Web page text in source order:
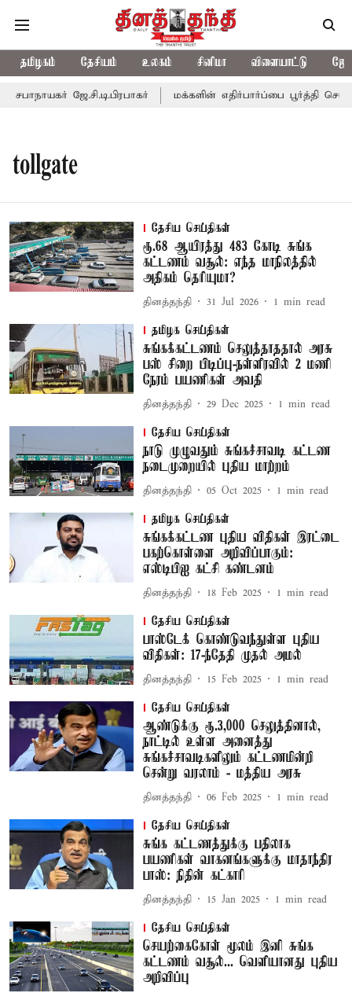
தமிழகம் தேசியம் உலகம் சினிமா விளையாட்டு
ஜே.சி.டி.பிரபாகர் மக்களின் எதிர்பார்ப்பை பூர்த்தி
tollgate
தேசிய செய்திகள்
ரூ.68 ஆயிரத்து 483 கோடி சுங்க
கட்டணம் வசூல்: எந்த மாநிலத்தில்
அதிகம் தெரியுமா?
தினத்தந்தி 31 Jul 2026 1 min read
தமிழக செய்திகள்
சுங்கக்கட்டணம் செலுத்தாததால் அரசு
பஸ் சிறை பிடிப்பு-நள்ளிரவில் 2 மணி
நேரம் பயணிகள் அவதி
தினத்தந்தி 29 Dec 2025 1 min read
தேசிய செய்திகள்
நாடு முழுவதும் சுங்கச்சாவடி கட்டண
நடைமுறையில் புதிய மாற்றம்
தினத்தந்தி 05 Oct 2025 1 min read
தமிழக செய்திகள்
சுங்கக்கட்டண புதிய விதிகள் இரட்டை
பகற்கொள்ளை அறிவிப்பாகும்:
எஸ்டிபிஐ கட்சி கண்டனம்
தினத்தந்தி 18 Feb 2025 1 min read
தேசிய செய்திகள்
பாஸ்டேக் கொண்டுவந்துள்ள புதிய
விதிகள்: 17-ந்தேதி முதல் அமல்
தினத்தந்தி 15 Feb 2025 1 min read
தேசிய செய்திகள்
ஆண்டுக்கு ரூ.3,000 செலுத்தினால்,
நாட்டில் உள்ள அனைத்து
சுங்கச்சாவடிகளிலும் கட்டணமின்றி
சென்று வரலாம் - மத்திய அரசு
தினத்தந்தி 06 Feb 2025 1 min read
தேசிய செய்திகள்
சுங்க கட்டணத்துக்கு பதிலாக
பயணிகள் வாகனங்களுக்கு மாதாந்திர
பாஸ்: நிதின் கட்காரி
தினத்தந்தி 15 Jan 2025 1 min read
தேசிய செய்திகள்
செயற்கைகோள் மூலம் இனி சுங்க
கட்டணம் வசூல்... வெளியானது புதிய
அறிவிப்பு